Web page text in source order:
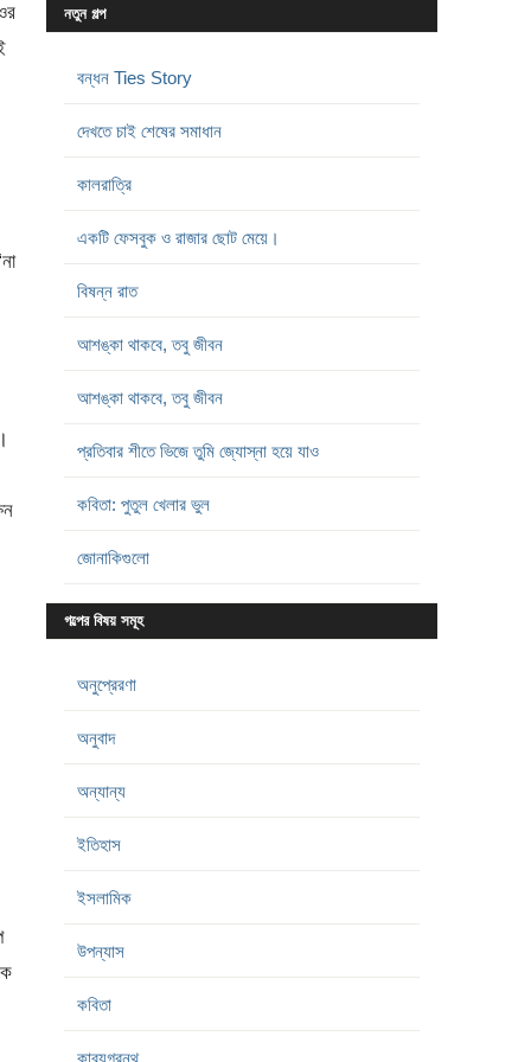
নতুন গল্প
বন্ধন Ties Story
দেখতে চাই শেষের সমাধান
কালরাত্রি
একটি ফেসবুক ও রাজার ছোট মেয়ে।
বিষন্ন রাত
আশঙ্কা থাকবে, তবু জীবন
আশঙ্কা থাকবে, তবু জীবন
প্রতিবার শীতে ভিজে তুমি জ্যোস্না হয়ে যাও
কবিতা: পুতুল খেলার ভুল
জোনাকিগুলো
গল্পের বিষয় সমূহ
অনুপ্রেরণা
অনুবাদ
অন্যান্য
ইতিহাস
ইসলামিক
উপন্যাস
কবিতা
কাব্যগ্রন্থ